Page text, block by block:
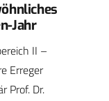
Jahr
II –
Erreger
Prof. Dr.